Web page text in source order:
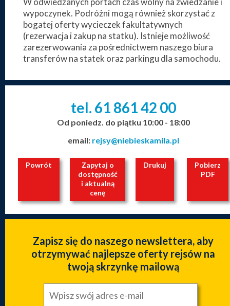
wypoczynek. Podróżni mogą również skorzystać z
bogatej oferty wycieczek fakultatywnych
(rezerwacja i zakup na statku). Istnieje możliwość
zarezerwowania za pośrednictwem naszego biura
transferów na statek oraz parkingu dla samochodu.
tel. 61 86142 00
Od poniedz. do piątku 10:00 - 18:00
email: rejsy@niebieskamila.pl
Powrót
Zapytaj o
dostępność
i aktualną
cenę
Drukuj
Pobierz
PDF
Zapisz się do naszego newslettera, aby
otrzymywać najlepsze oferty rejsów na
twoją skrzynkę mailową